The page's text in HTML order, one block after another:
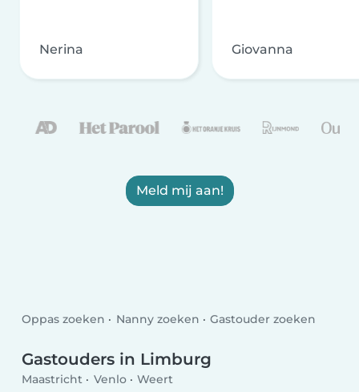
Nerina Giovanna
Meld mij aan!
Oppas zoeken Nanny zoeken Gastouder zoeken
Gastouders in Limburg
Maastricht Venlo Weert